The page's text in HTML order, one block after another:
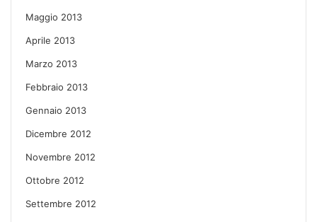
Maggio 2013
Aprile 2013
Marzo 2013
Febbraio 2013
Gennaio 2013
Dicembre 2012
Novembre 2012
Ottobre 2012
Settembre 2012